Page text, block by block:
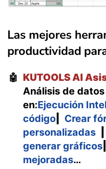
Las mejores
productividad
🤖 KUTOOLS AI
Análisis de
en:Ejecución
código
Crear
personalizadas
generar gráficos
mejoradas…